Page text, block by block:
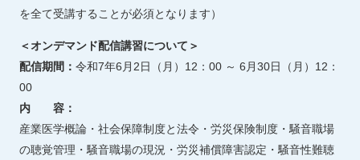
を全て受講することが必須となります）
＜オンデマンド配信講習について＞
配信期間： 令和7年6月2日（月）12：00 ～ 6月30日（月）12：
00
内 容：
産業医学概論・社会保障制度と法令・労災保険制度・騒音職場
の聴覚管理・騒音職場の現況・労災補償障害認定・騒音性難聴